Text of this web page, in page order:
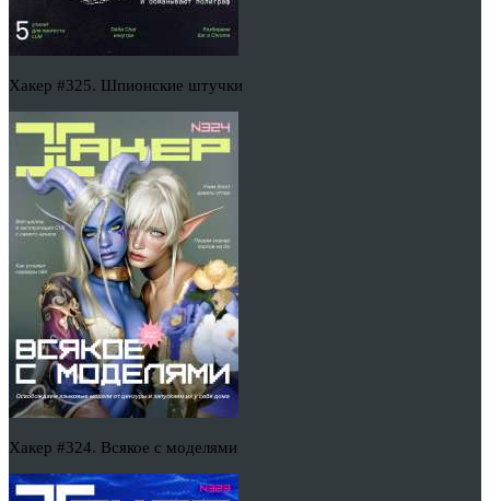
Хакер #325. Шпионские штучки
Хакер #324. Всякое с моделями